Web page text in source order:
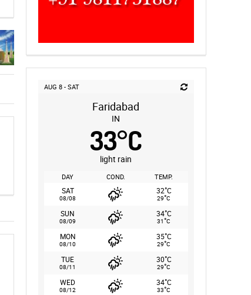
AUG 8 - SAT
Faridabad
IN
33°C
light rain
DAY COND. TEMP.
SAT
08/08
32°C
29°C
SUN
08/09
34°C
31°C
MON
08/10
35°C
29°C
TUE
08/11
30°C
29°C
WED
08/12
34°C
33°C